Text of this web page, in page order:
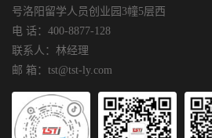
号洛阳留学人员创业园3幢5层西
电 话：400-8877-128
联系人：林经理
邮 箱：tst@tst-ly.com